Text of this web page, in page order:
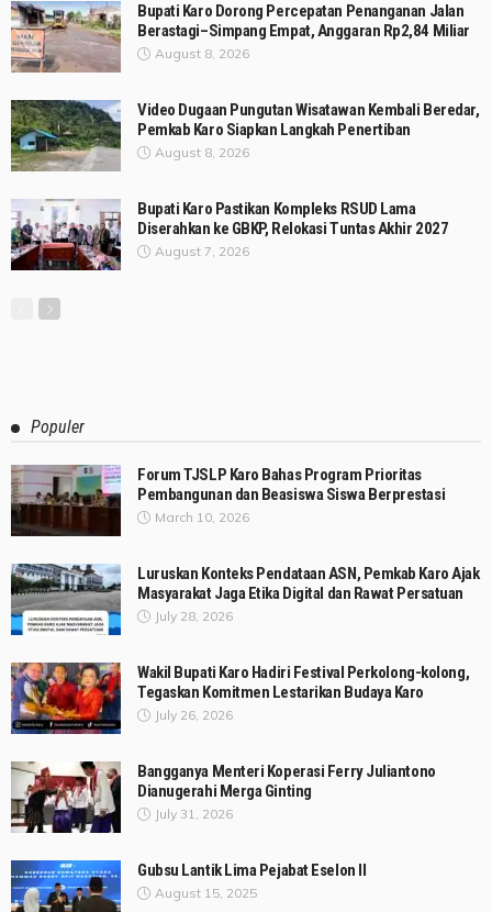
Bupati Karo Dorong Percepatan Penanganan Jalan
Berastagi–Simpang Empat, Anggaran Rp2,84 Miliar
August 8, 2026
Video Dugaan Pungutan Wisatawan Kembali Beredar,
Pemkab Karo Siapkan Langkah Penertiban
August 8, 2026
Bupati Karo Pastikan Kompleks RSUD Lama
Diserahkan ke GBKP, Relokasi Tuntas Akhir 2027
August 7, 2026
Populer
Forum TJSLP Karo Bahas Program Prioritas
Pembangunan dan Beasiswa Siswa Berprestasi
March 10, 2026
Luruskan Konteks Pendataan ASN, Pemkab Karo Ajak
Masyarakat Jaga Etika Digital dan Rawat Persatuan
July 28, 2026
Wakil Bupati Karo Hadiri Festival Perkolong-kolong,
Tegaskan Komitmen Lestarikan Budaya Karo
July 26, 2026
Bangganya Menteri Koperasi Ferry Juliantono
Dianugerahi Merga Ginting
July 31, 2026
Gubsu Lantik Lima Pejabat Eselon II
August 15, 2025